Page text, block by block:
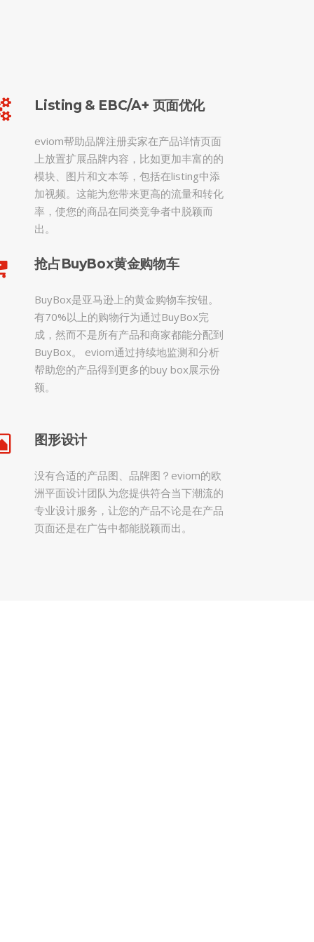
Listing & EBC/A+ 页面优化
eviom帮助品牌注册卖家在产品详情页面
上放置扩展品牌内容，比如更加丰富的的
模块、图片和文本等，包括在listing中添
加视频。这能为您带来更高的流量和转化
率，使您的商品在同类竞争者中脱颖而
出。
抢占BuyBox黄金购物车
BuyBox是亚马逊上的黄金购物车按钮。
有70%以上的购物行为通过BuyBox完
成，然而不是所有产品和商家都能分配到
BuyBox。 eviom通过持续地监测和分析
帮助您的产品得到更多的buy box展示份
额。
图形设计
没有合适的产品图、品牌图？eviom的欧
洲平面设计团队为您提供符合当下潮流的
专业设计服务，让您的产品不论是在产品
页面还是在广告中都能脱颖而出。